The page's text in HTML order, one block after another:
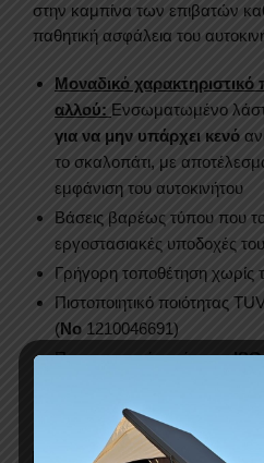
στην καμπίνα των επιβατών
παθητική ασφάλεια του
Μοναδικό χαρακτηριστικό
αλλού: Ενσωματωμένο
για να μην υπάρχει κενό
το σκαλοπάτι, με
εμφάνιση του αυτοκινήτου
Βάσεις βαρέως τύπου που
εργοστασιακές υποδοχές
Γρήγορη τοποθέτηση χωρίς
Πιστοποιητικό ποιότητας
(No 1210046691)
Πιστοποιητικό ποιότητας
Τέλεια εφαρμογή